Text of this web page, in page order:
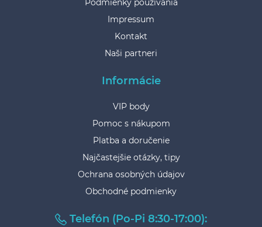
Podmienky používania
Impressum
Kontakt
Naši partneri
Informácie
VIP body
Pomoc s nákupom
Platba a doručenie
Najčastejšie otázky, tipy
Ochrana osobných údajov
Obchodné podmienky
Telefón (Po-Pi 8:30-17:00):